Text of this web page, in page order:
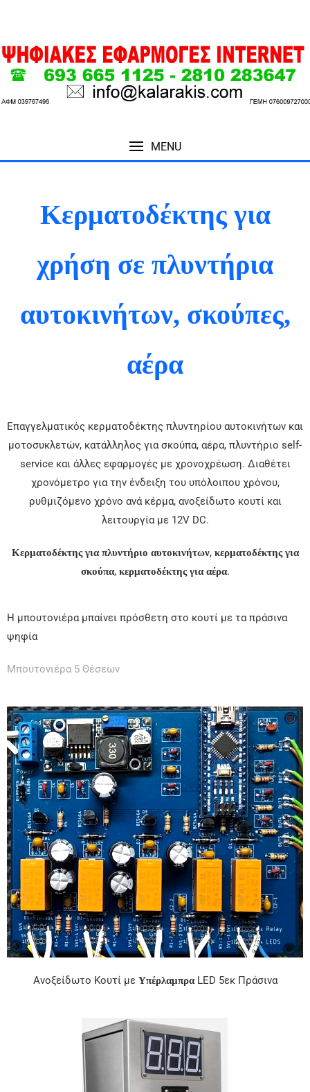
MENU
Κερματοδέκτης για
χρήση σε πλυντήρια
αυτοκινήτων, σκούπες,
αέρα
Επαγγελματικός κερματοδέκτης πλυντηρίου αυτοκινήτων και
μοτοσυκλετών, κατάλληλος για σκούπα, αέρα, πλυντήριο self-
service και άλλες εφαρμογές με χρονοχρέωση. Διαθέτει
χρονόμετρο για την ένδειξη του υπόλοιπου χρόνου,
ρυθμιζόμενο χρόνο ανά κέρμα, ανοξείδωτο κουτί και
λειτουργία με 12V DC.
Κερματοδέκτης για πλυντήριο αυτοκινήτων, κερματοδέκτης για
σκούπα, κερματοδέκτης για αέρα.
Η μπουτονιέρα μπαίνει πρόσθετη στο κουτί με τα πράσινα
ψηφία
Μπουτονιέρα 5 Θέσεων
Ανοξείδωτο Κουτί με ΥπέρλαμπραLED 5εκ Πράσινα